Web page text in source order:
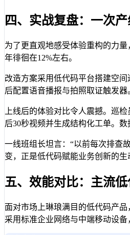
四、实战复盘：一次
为了更直观地感受体验重构的力
年徘徊在12%左右。
改造方案采用低代码平台搭建空
后配置语音播报与拍照取证触发
上线后的体验对比令人震撼。巡
后30秒视频并生成结构化工单。
一线班组长坦言：“以前每次排查
变，正是低代码赋能业务创新的生
五、效能对比：主流
面对市场上琳琅满目的低代码产
采用标准企业网络与中端移动设备